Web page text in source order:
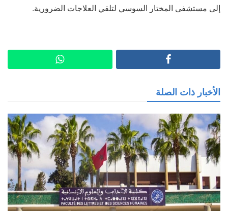
إلى مستشفى المختار السوسي لتلقي العلاجات الضرورية.
الأخبار ذات الصلة